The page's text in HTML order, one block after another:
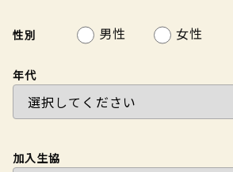
性別 男性 女性
年代
加入生協